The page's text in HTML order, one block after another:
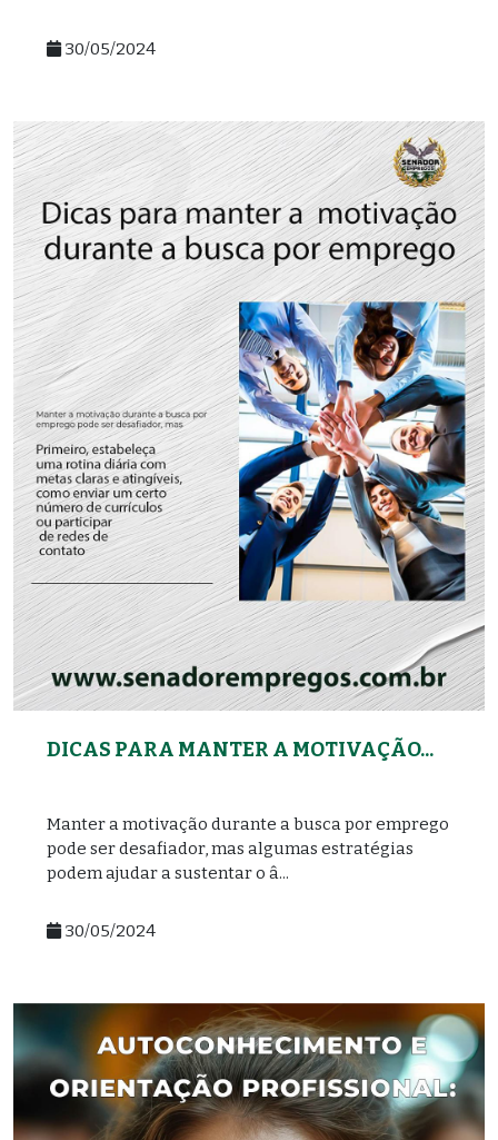
30/05/2024
DICAS PARA MANTER A MOTIVAÇÃO...
Manter a motivação durante a busca por emprego
pode ser desafiador, mas algumas estratégias
podem ajudar a sustentar o â...
30/05/2024